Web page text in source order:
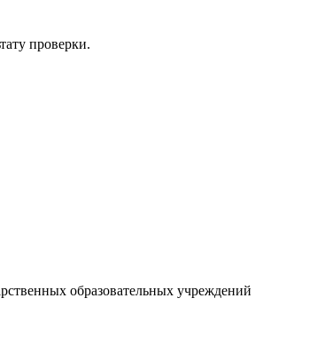
проверки.
образовательных учреждений